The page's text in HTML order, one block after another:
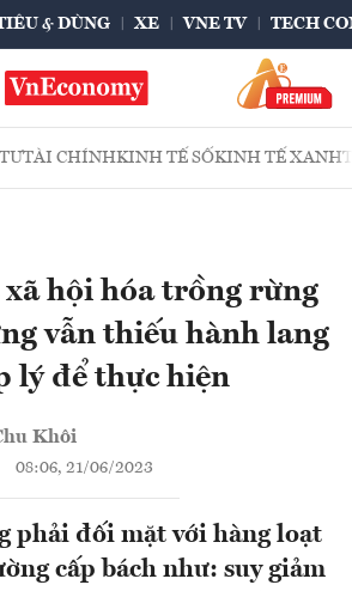
& DÙNG XE VNE TV TECH
TÀI CHÍNHKINH TẾ SỐKINH TẾ XANH
hội hóa trồng rừng
vẫn thiếu hành lang
lý để thực hiện
Khôi
08:06, 21/06/2023
phải đối mặt với hàng loạt
cấp bách như: suy giảm